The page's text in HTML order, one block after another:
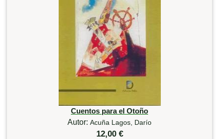
Cuentos para el Otoño
Autor: Acuña Lagos, Darío
12,00 €